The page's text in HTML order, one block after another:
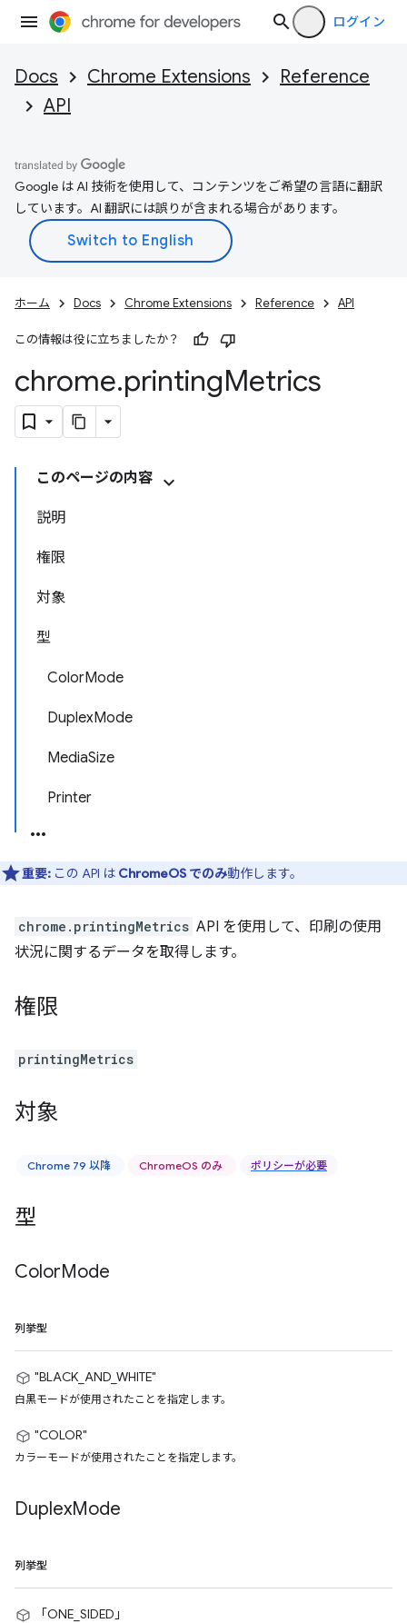
ログイン
Docs Chrome Extensions
Reference
API
Google は AI 技術を使用して、コンテンツをご希望の言語に翻訳
しています。AI 翻訳には誤りが含まれる場合があります。
ホーム Docs Chrome Extensions Reference API
この情報は役に立ちましたか？
chrome.printingMetrics
このページの内容
説明
権限
対象
型
ColorMode
DuplexMode
MediaSize
Printer
重要: この API は ChromeOS でのみ動作します。
chrome.printingMetrics API を使用して、印刷の使用
状況に関するデータを取得します。
権限
printingMetrics
対象
Chrome 79 以降 ChromeOS のみ ポリシーが必要
型
ColorMode
列挙型
"BLACK_AND_WHITE"
白黒モードが使用されたことを指定します。
"COLOR"
カラーモードが使用されたことを指定します。
DuplexMode
列挙型
「ONE_SIDED」